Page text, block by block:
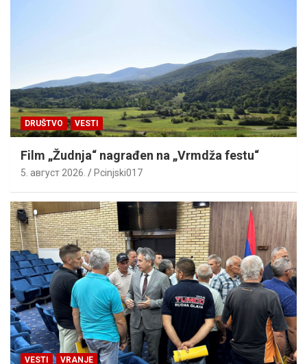
DRUŠTVO VESTI
Film „Žudnja“ nagrađen na „Vrmdža festu“
5. август 2026. Pcinjski017
VESTI VRANJE